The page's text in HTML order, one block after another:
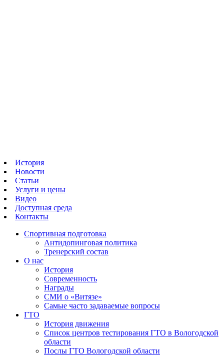
История
Новости
Статьи
Услуги и цены
Видео
Доступная среда
Контакты
Спортивная подготовка
Антидопинговая политика
Тренерский состав
О нас
История
Современность
Награды
СМИ о «Витязе»
Самые часто задаваемые вопросы
ГТО
История движения
Список центров тестирования ГТО в Вологодской
области
Послы ГТО Вологодской области